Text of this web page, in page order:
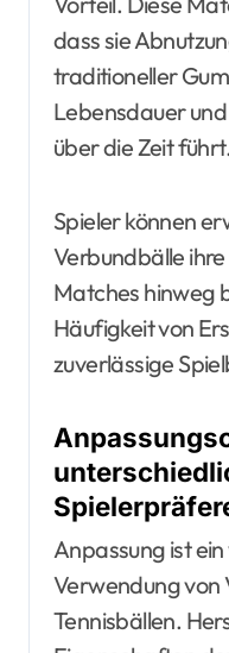
dass sie
traditioneller
Lebensdauer
über die Zeit führt.
Spieler können
Verbundbälle
Matches hinweg
Häufigkeit von
zuverlässige
Anpassung ist
Verwendung von
Tennisbällen.